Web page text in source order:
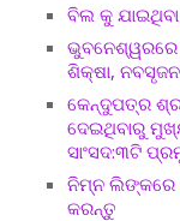
ବିଲ କୁ
ଭୁବନେଶ୍ୱରରେ
ଶିକ୍ଷା,
କେନ୍ଦୁପତ୍ର
ଦେଇଥିବାରୁ
ସାଂସଦ:୩ଟି
ନିମ୍ନ ଲିଙ୍କରେ
କରନ୍ତୁ